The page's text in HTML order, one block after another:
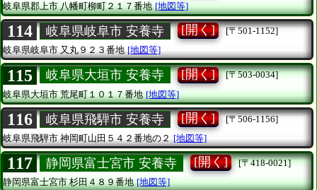
岐阜県郡上市八幡町柳町２１７番地 [地図等]
114 岐阜県岐阜市 安養寺 [開く]
[〒501-1152]
岐阜県岐阜市又丸９２３番地 [地図等]
115 岐阜県大垣市 安養寺 [開く]
[〒503-0034]
岐阜県大垣市荒尾町１０１７番地 [地図等]
116 岐阜県飛騨市 安養寺 [開く]
[〒506-1156]
岐阜県飛騨市神岡町山田５４２番地の２ [地図等]
117 静岡県富士宮市 安養寺 [開く]
[〒418-0021]
静岡県富士宮市杉田４８９番地 [地図等]